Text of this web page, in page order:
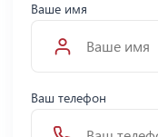
Ваше имя
Ваш телефон